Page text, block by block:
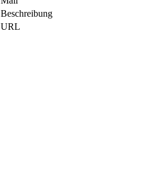
Beschreibung
URL